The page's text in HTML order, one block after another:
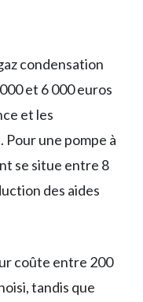
condensation
et 6 000 euros
et les
une pompe à
se situe entre 8
des aides
coûte entre 200
tandis que